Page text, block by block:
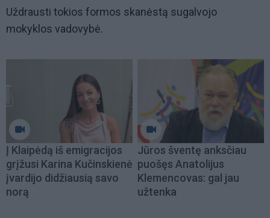
Uždrausti tokios formos skanėstą sugalvojo
mokyklos vadovybė.
Į Klaipėdą iš emigracijos
grįžusi Karina Kučinskienė
įvardijo didžiausią savo
norą
Jūros šventę anksčiau
puošęs Anatolijus
Klemencovas: gal jau
užtenka